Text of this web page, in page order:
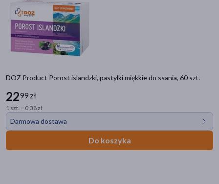
DOZ Product Porost islandzki, pastylki miękkie do ssania, 60 szt.
2299 zł
1 szt. = 0,38 zł
Darmowa dostawa
Do koszyka